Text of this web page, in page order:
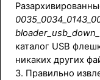
каталог USB
никаких других
3. Правильно